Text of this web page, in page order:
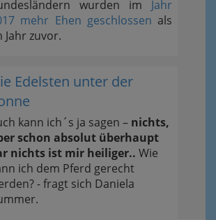
wurden im Jahr
mehr Ehen geschlossen als
Jahr zuvor.
Edelsten unter der
kann ich´s ja sagen – nichts,
schon absolut überhaupt
nichts ist mir heiliger.. Wie
ich dem Pferd gerecht
- fragt sich Daniela